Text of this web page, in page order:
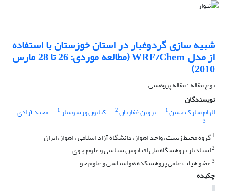
شبیه سازی گردوغبار در استان خوزستان با استفاده
از مدل WRF/Chem (مطالعه موردی: 26 تا 28 مارس
2010)
نوع مقاله : مقاله پژوهشی
نویسندگان
الهام مبارک حسن1 پروین غفاریان2 کتایون ورشوساز1 مجید آزادی
3
1گروه محیط زیست، واحد اهواز، دانشگاه آزاد اسلامی ، اهواز، ایران
2استادیار پژوهشگاه ملی اقیانوس شناسی و علوم جوی
3عضو هیات علمی پژوهشکده هواشناسی و علوم جو
چکیده